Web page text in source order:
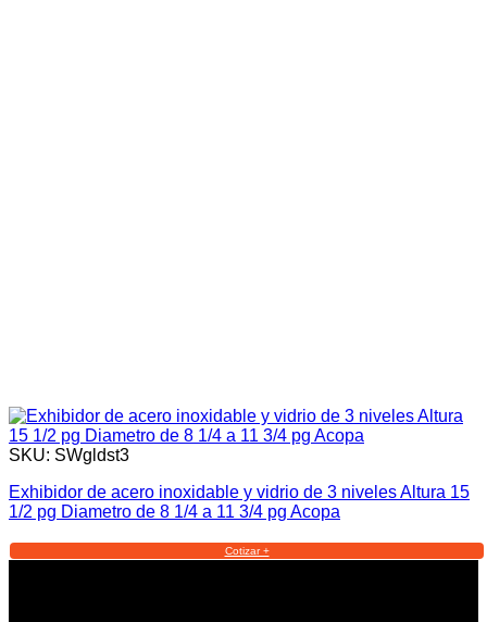
SKU: SWgldst3
Exhibidor de acero inoxidable y vidrio de 3 niveles Altura 15
1/2 pg Diametro de 8 1/4 a 11 3/4 pg Acopa
Cotizar +